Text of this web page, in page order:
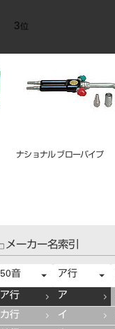
3位
ナショナル ブローパイプ
メーカー名索引
50音
ア行
カ行
ア行
ア
イ